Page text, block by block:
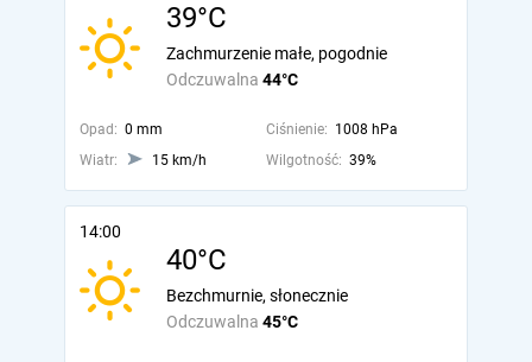
39°C
Odczuwalna 44°C
Zachmurzenie małe, pogodnie
Opad: 0 mm Ciśnienie: 1008 hPa
Wiatr:
15 km/h Wilgotność: 39%
14:00
40°C
Odczuwalna 45°C
Bezchmurnie, słonecznie